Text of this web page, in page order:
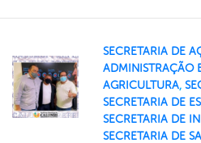
SECRETARIA DE
ADMINISTRAÇÃO
AGRICULTURA,
SECRETARIA DE
SECRETARIA DE
SECRETARIA DE